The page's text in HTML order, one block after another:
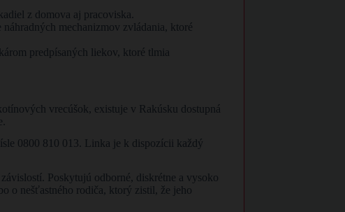
z domova aj pracoviska.
mechanizmov zvládania, ktoré
predpísaných liekov, ktoré tlmia
vrecúšok, existuje v Rakúsku dostupná
0800 810 013. Linka je k dispozícii každý
Poskytujú odborné, diskrétne a vysoko
o nešťastného rodiča, ktorý zistil, že jeho